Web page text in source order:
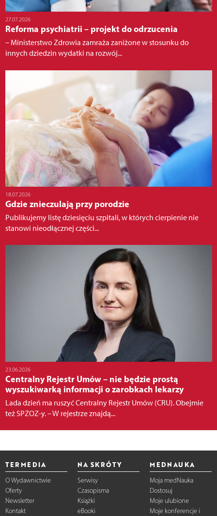
27.07.2026
Reforma psychiatrii – projekt do odrzucenia
– Ministerstwo Zdrowia zamraża zaniżone w stosunku do
innych dziedzin wydatki na rozwój...
18.07.2026
Gdzie znieczulają przy porodzie
Publikujemy listę dziesięciu szpitali, w których cierpienie nie
stanowi nieodłącznej części...
23.06.2026
Centralny Rejestr Umów – nie będzie prostą
wyszukiwarką informacji o zarobkach lekarzy
Lada dzień ma ruszyć Centralny Rejestr Umów (CRU). Obejmie
też SPZOZ-y. – W rejestrze znajdą...
TERMEDIA
O Wydawnictwie
Oferty
Newsletter
Kontakt
NA SKRÓTY
Serwisy
Czasopisma
Książki
eBooki
MEDNAUKA
Moja medNauka
Dostosuj
Moje ulubione
Moje konferencje i